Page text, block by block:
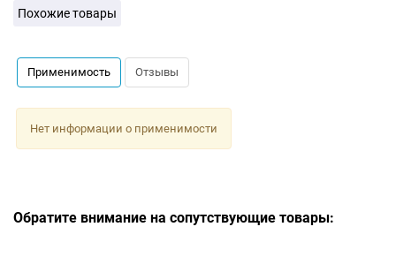
Похожие товары
Применимость Отзывы
Нет информации о применимости
Обратите внимание на сопутствующие товары: